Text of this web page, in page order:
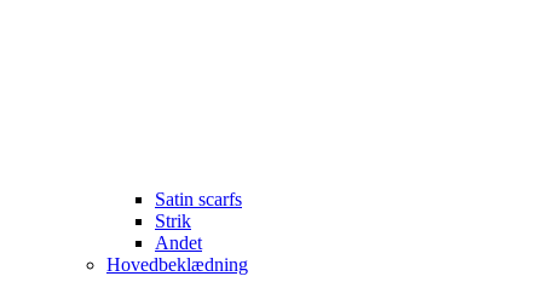
Satin scarfs
Strik
Andet
Hovedbeklædning